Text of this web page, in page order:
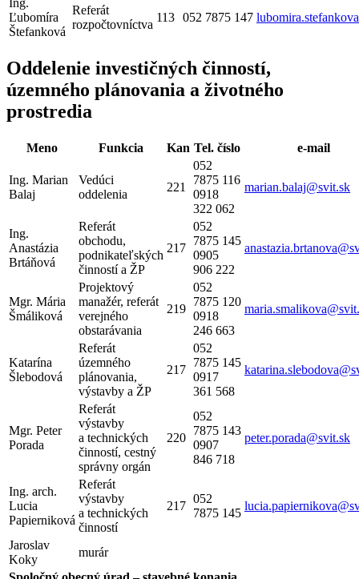
Ing.
Ľubomíra
Štefanková
Referát
rozpočtovníctva
113 052 7875 147
Oddelenie investičných činností,
územného plánovania a životného
prostredia
Meno Funkcia Kan Tel. číslo e-mail
Ing. Marian
Balaj
Vedúci
oddelenia
221
052
7875 116
0918
322 062
marian.balaj@svit.sk
Ing.
Anastázia
Brtáňová
Referát
obchodu,
podnikateľských
činností a ŽP
217
052
7875 145
0905
906 222
Mgr. Mária
Šmáliková
Projektový
manažér, referát
verejného
obstarávania
219
052
7875 120
0918
246 663
Katarína
Šlebodová
Referát
územného
plánovania,
výstavby a ŽP
217
052
7875 145
0917
361 568
Mgr. Peter
Porada
Referát
výstavby
a technických
činností, cestný
správny orgán
220
052
7875 143
0907
846 718
peter.porada@svit.sk
Ing. arch.
Lucia
Papierniková
Referát
výstavby
a technických
činností
217
052
7875 145
Jaroslav
Koky
murár